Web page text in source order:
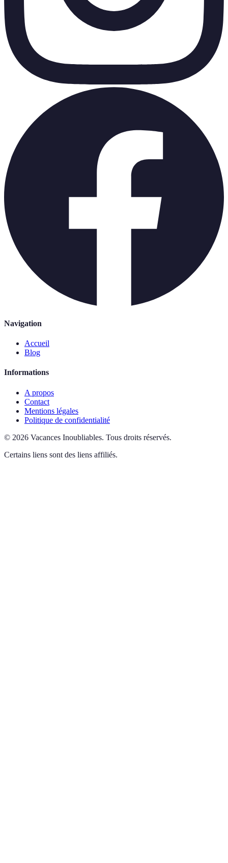
Navigation
Accueil
Blog
Informations
A propos
Contact
Mentions légales
Politique de confidentialité
© 2026 Vacances Inoubliables. Tous droits réservés.
Certains liens sont des liens affiliés.